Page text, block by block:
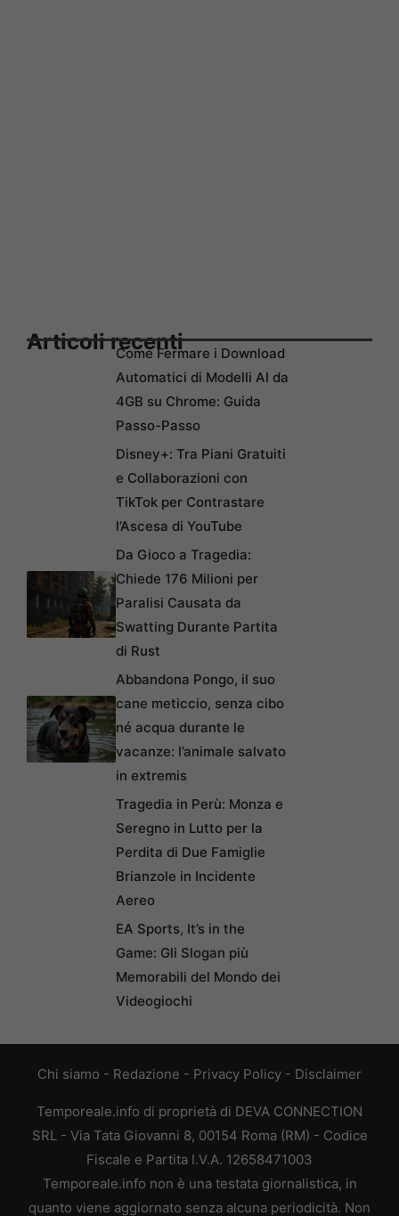
Articoli recentiCome Fermare i Download
Automatici di Modelli AI da
4GB su Chrome: Guida
Passo-Passo
Disney+: Tra Piani Gratuiti
e Collaborazioni con
TikTok per Contrastare
l’Ascesa di YouTube
Da Gioco a Tragedia:
Chiede 176 Milioni per
Paralisi Causata da
Swatting Durante Partita
di Rust
Abbandona Pongo, il suo
cane meticcio, senza cibo
né acqua durante le
vacanze: l’animale salvato
in extremis
Tragedia in Perù: Monza e
Seregno in Lutto per la
Perdita di Due Famiglie
Brianzole in Incidente
Aereo
EA Sports, It’s in the
Game: Gli Slogan più
Memorabili del Mondo dei
Videogiochi
Chi siamo - Redazione - Privacy Policy - Disclaimer
Temporeale.info di proprietà di DEVA CONNECTION
SRL - Via Tata Giovanni 8, 00154 Roma (RM) - Codice
Fiscale e Partita I.V.A. 12658471003
Temporeale.info non è una testata giornalistica, in
quanto viene aggiornato senza alcuna periodicità. Non